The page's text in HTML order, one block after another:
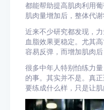
都能帮助提高肌肉利用
肌肉量增加后，整体代谢
近来不少研究都发现，
血脂效果更稳定。尤其
容易反弹，而增加肌肉
很多中年人特别怕练力
的事。其实并不是。真
要练成什么样，只是让肌